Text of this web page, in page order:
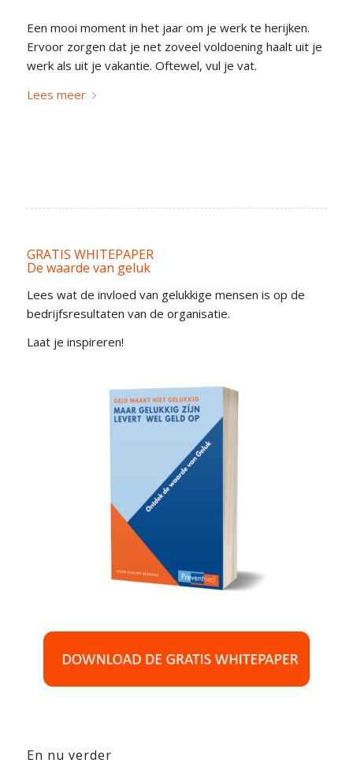
Een mooi moment in het jaar om je werk te herijken.
Ervoor zorgen dat je net zoveel voldoening haalt uit je
werk als uit je vakantie. Oftewel, vul je vat.
Lees meer
GRATIS WHITEPAPER
De waarde van geluk
Lees wat de invloed van gelukkige mensen is op de
bedrijfsresultaten van de organisatie.
Laat je inspireren!
En nu verder